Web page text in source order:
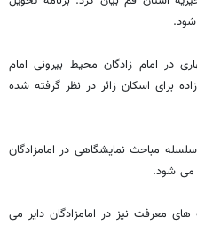
در امام زادگان محیط بیرونی امام
برای اسکان زائر در نظر گرفته شده
مباحث نمایشگاهی در امامزادگان
می شود.
معرفت نیز در امامزادگان دایر می